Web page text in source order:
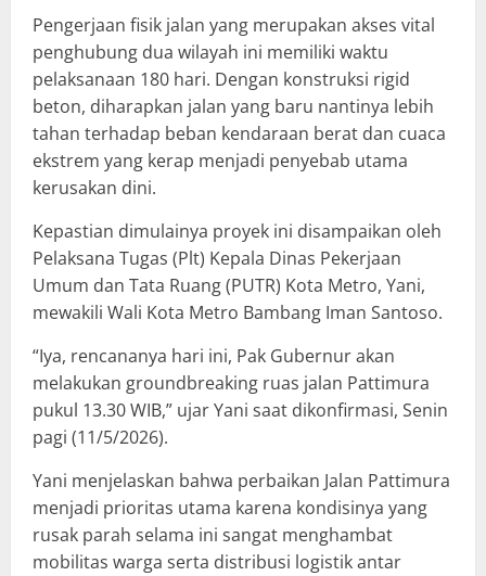
Pengerjaan fisik jalan yang merupakan akses vital
penghubung dua wilayah ini memiliki waktu
pelaksanaan 180 hari. Dengan konstruksi rigid
beton, diharapkan jalan yang baru nantinya lebih
tahan terhadap beban kendaraan berat dan cuaca
ekstrem yang kerap menjadi penyebab utama
kerusakan dini.
Kepastian dimulainya proyek ini disampaikan oleh
Pelaksana Tugas (Plt) Kepala Dinas Pekerjaan
Umum dan Tata Ruang (PUTR) Kota Metro, Yani,
mewakili Wali Kota Metro Bambang Iman Santoso.
“Iya, rencananya hari ini, Pak Gubernur akan
melakukan groundbreaking ruas jalan Pattimura
pukul 13.30 WIB,” ujar Yani saat dikonfirmasi, Senin
pagi (11/5/2026).
Yani menjelaskan bahwa perbaikan Jalan Pattimura
menjadi prioritas utama karena kondisinya yang
rusak parah selama ini sangat menghambat
mobilitas warga serta distribusi logistik antar